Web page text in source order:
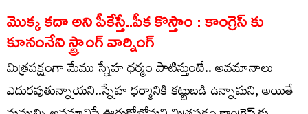
మొక్క కదా అని పీకేస్తే..పీక కొస్తాం : కాంగ్రెస్ కు
కూనంనేని స్ట్రాంగ్ వార్నింగ్
మిత్రపక్షంగా మేము స్నేహ ధర్మం పాటిస్తుంటే.. అవమానాలు
ఎదురవుతున్నాయని..స్నేహ ధర్మానికి కట్టుబడి ఉన్నామని, అయితే